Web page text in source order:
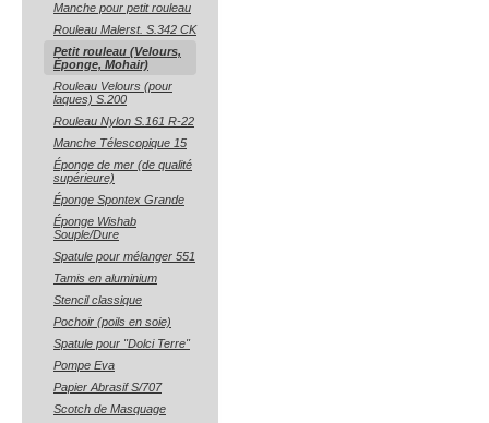
Manche pour petit rouleau
Rouleau Malerst. S.342 CK
Petit rouleau (Velours,
Éponge, Mohair)
Rouleau Velours (pour
laques) S.200
Rouleau Nylon S.161 R-22
Manche Télescopique 15
Éponge de mer (de qualité
supérieure)
Éponge Spontex Grande
Éponge Wishab
Souple/Dure
Spatule pour mélanger 551
Tamis en aluminium
Stencil classique
Pochoir (poils en soie)
Spatule pour "Dolci Terre"
Pompe Eva
Papier Abrasif S/707
Scotch de Masquage